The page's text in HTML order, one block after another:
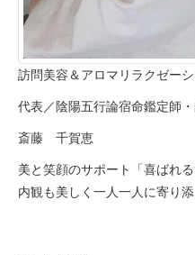
訪問美容＆アロマリラクゼー
代表／陰陽五行論宿命鑑定師
斎藤 千賀恵
美と笑顔のサポート「喜ばれ
内観も美しく一人一人に寄り